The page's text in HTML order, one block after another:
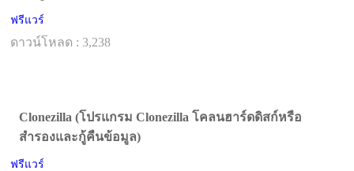
ฟรีแวร์
ดาวน์โหลด : 3,238
Clonezilla (โปรแกรม Clonezilla โคลนฮาร์ดดิสก์หรือ
สำรองและกู้คืนข้อมูล)
ฟรีแวร์